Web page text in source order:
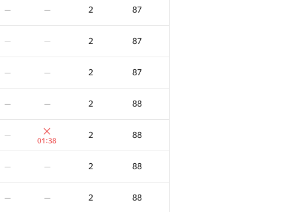
— — 2 87
— — 2 87
— — 2 87
— — 2 88
—
01:38
2 88
— — 2 88
— — 2 88